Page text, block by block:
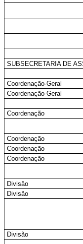
SUBSECRETARIA DE
Coordenação-Geral
Coordenação-Geral
Coordenação
Coordenação
Coordenação
Coordenação
Divisão
Divisão
Divisão